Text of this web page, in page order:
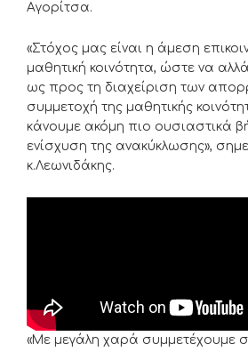
Αγορίτσα.
«Στόχος μας είναι η άμεση
μαθητική κοινότητα, ώστε να
ως προς τη διαχείριση των
συμμετοχή της μαθητικής
κάνουμε ακόμη πιο ουσιαστικά
ενίσχυση της ανακύκλωσης»,
κ.Λεωνιδάκης.
«Με μεγάλη χαρά συμμετέχουμε